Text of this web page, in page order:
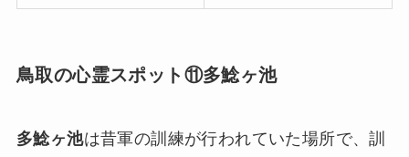
鳥取の心霊スポット⑪多鯰ヶ池
多鯰ヶ池は昔軍の訓練が行われていた場所で、訓